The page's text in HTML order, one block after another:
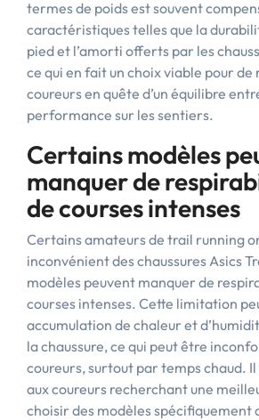
termes de poids est souvent
caractéristiques telles que la
pied et l’amorti offerts par les
ce qui en fait un choix viable pour de
coureurs en quête d’un équilibre
performance sur les sentiers.
Certains modèles
manquer de
de courses intenses
Certains amateurs de trail running
inconvénient des chaussures Asics
modèles peuvent manquer de
courses intenses. Cette limitation
accumulation de chaleur et
la chaussure, ce qui peut être
coureurs, surtout par temps chaud.
aux coureurs recherchant une
choisir des modèles spécifiquement